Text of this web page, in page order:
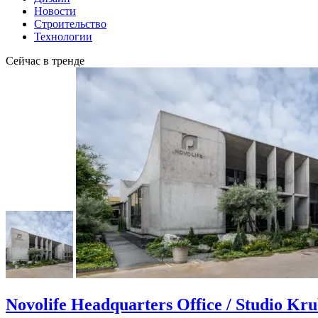
Новости
Строительство
Технологии
Сейчас в тренде
Novolife Headquarters Office / Studio